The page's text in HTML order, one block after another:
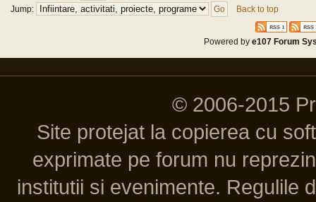
Jump:
Back to top
Powered bye107 Forum
© 2006-2015
Site protejat la copierea cu
exprimate pe forum nu
institutii si evenimente. Regulile